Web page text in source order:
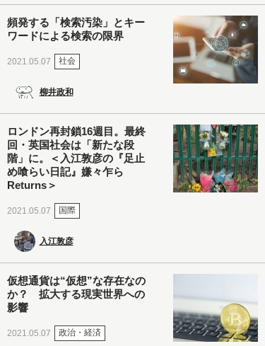
頻発する「検索汚染」とキー
ワードによる検索の限界
2021.05.07 社会
柳井政和
ロンドン再封鎖16週目。最終
回・英国社会は「新たな段
階」に。＜入江敦彦の『足止
め喰らい日記』嫌々乍ら
Returns＞
2021.05.07 国際
入江敦彦
仮想通貨は“仮想”な存在なの
か？ 拡大する現実世界への
影響
2021.05.07 政治・経済